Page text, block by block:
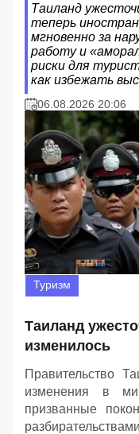
Таиланд
теперь
мгновенно за
работу и
риски для
как избежать
06.08.2026 20:06
Туризм
Таиланд
изменилось
Правительство
изменения в
призванные